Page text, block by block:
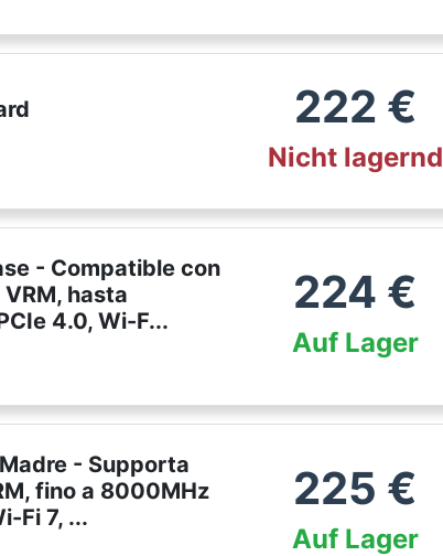
222 €
Nicht lagernd
- Compatible con
hasta
4.0, Wi-F...
224 €
Auf Lager
- Supporta
fino a 8000MHz
Fi 7, ...
225 €
Auf Lager